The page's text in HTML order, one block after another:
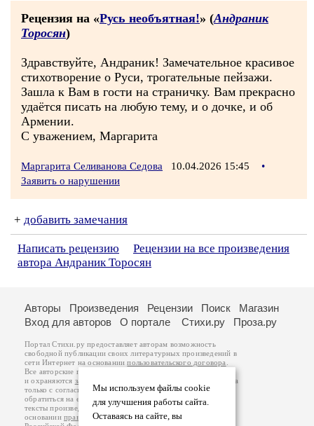
Рецензия на «Русь необъятная!» (Андраник
Торосян)
Здравствуйте, Андраник! Замечательное красивое
стихотворение о Руси, трогательные пейзажи.
Зашла к Вам в гости на страничку. Вам прекрасно
удаётся писать на любую тему, и о дочке, и об
Армении.
С уважением, Маргарита
Маргарита Селиванова Седова 10.04.2026 15:45
•
Заявить о нарушении
+ добавить замечания
Написать рецензию
Рецензии на все произведения
автора Андраник Торосян
Мы используем файлы cookie
для улучшения работы сайта.
Оставаясь на сайте, вы
Авторы Произведения Рецензии Поиск
Магазин
Вход для авторов
О портале Стихи.ру Проза.ру
Портал Стихи.ру предоставляет авторам возможность
свободной публикации своих литературных произведений в
сети Интернет на основаниипользовательского договора
Все авторские права на произведения принадлежат авторам
и охраняются законом
. Перепечатка произведений возможна
только с согласия его автора, к которому вы можете
обратиться на его авторской странице. Ответственность за
тексты произведений авторы несут самостоятельно на
основанииправил публикацииизаконодательства